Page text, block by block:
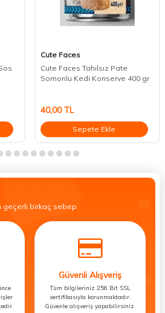
Cute Faces
Cute Faces Tahılsız Pate
Somonlu Kedi Konserve 400 gr
40,00TL
Sepete Ekle
geçerli birkaç sebep.
Güvenli Alışveriş
Tüm bilgileriniz 256 Bit SSL
sertifikasıyla korunmaktadır.
Güvenle alışveriş yapabilirsiniz.